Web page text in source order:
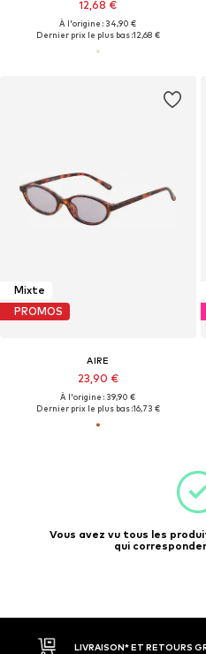
12,68 €
À l'origine : 34,90 €
Dernier prix le plus bas :12,68 €
Mixte
PROMOS
AIRE
23,90 €
À l'origine : 39,90 €
Dernier prix le plus bas :16,73 €
Vous avez vu tous les
qui
LIVRAISON* ET RETOURS